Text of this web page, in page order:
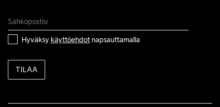
Hyväksy käyttöehdot napsauttamalla
TILAA